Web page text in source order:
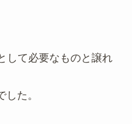
して必要なものと譲れ
た。